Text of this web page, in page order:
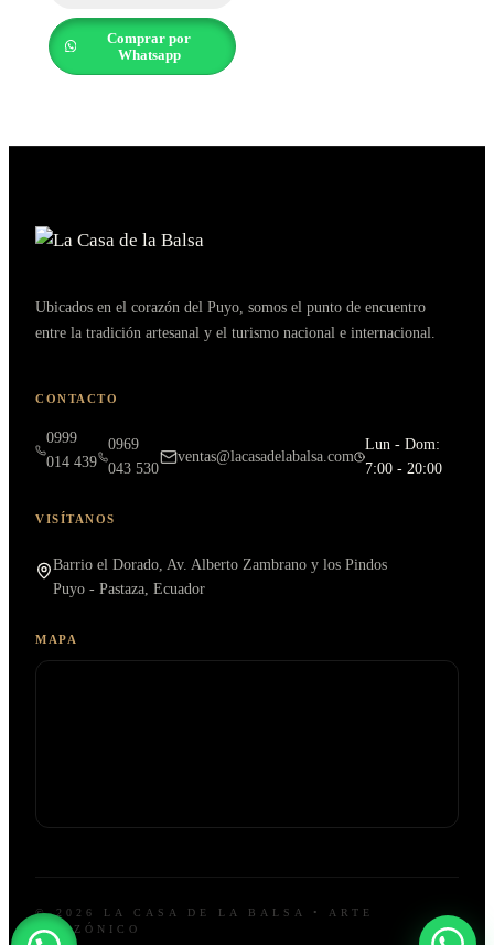
Comprar por
Whatsapp
Ubicados en el corazón del Puyo, somos el punto de encuentro
entre la tradición artesanal y el turismo nacional e internacional.
CONTACTO
0999
014 439
0969
043 530
ventas@lacasadelabalsa.com
Lun - Dom:
7:00 - 20:00
VISÍTANOS
Barrio el Dorado, Av. Alberto Zambrano y los Pindos
Puyo - Pastaza, Ecuador
MAPA
© 2026 LA CASA DE LA BALSA • ARTE
AMAZÓNICO